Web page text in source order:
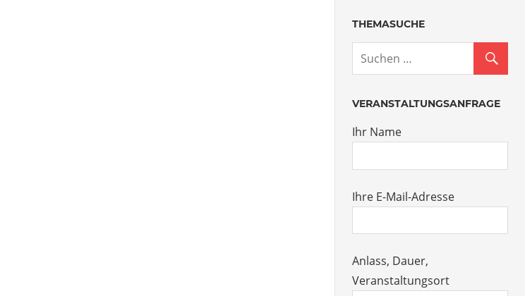
THEMASUCHE
VERANSTALTUNGSANFRAGE
Ihr Name
Ihre E-Mail-Adresse
Anlass, Dauer,
Veranstaltungsort